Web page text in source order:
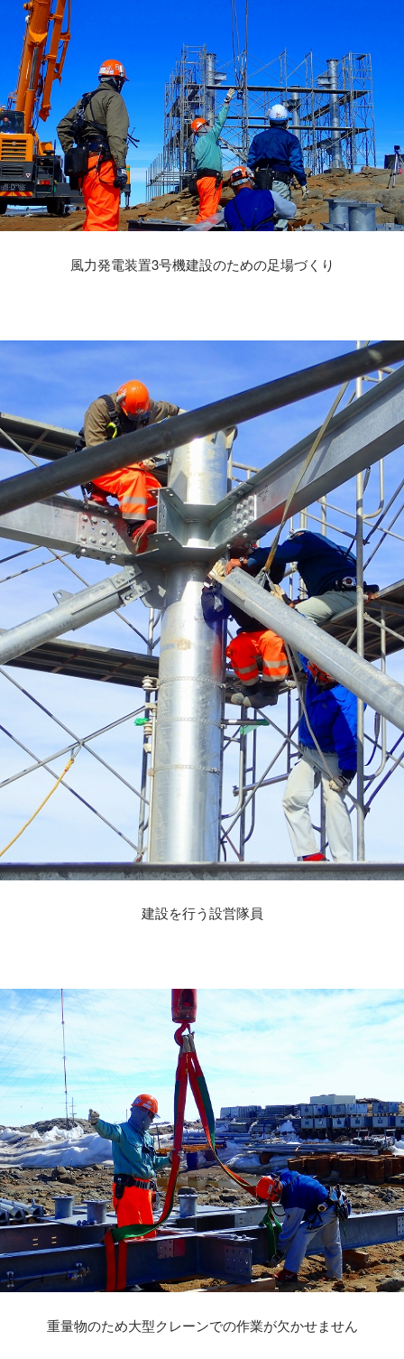
風力発電装置3号機建設のための足場づくり
建設を行う設営隊員
重量物のため大型クレーンでの作業が欠かせません